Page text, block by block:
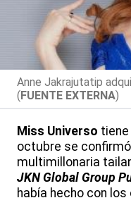
Anne Jakrajutatip
(FUENTE EXTERNA)
Miss Universo
octubre se
multimillonaria
JKN Global Group
había hecho con